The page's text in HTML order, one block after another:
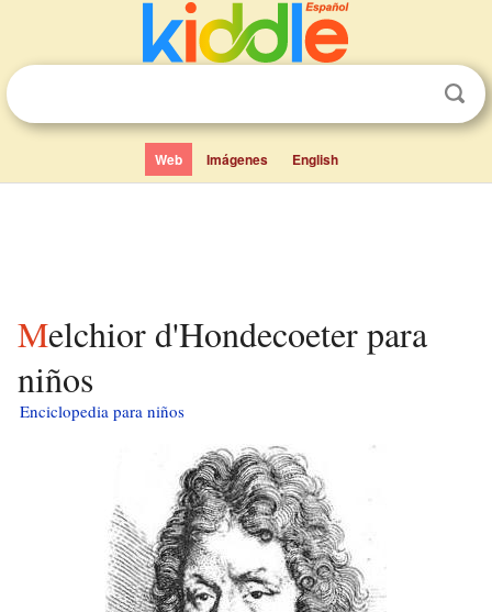
Web Imágenes English
Melchior d'Hondecoeter para
niños
Enciclopedia para niños